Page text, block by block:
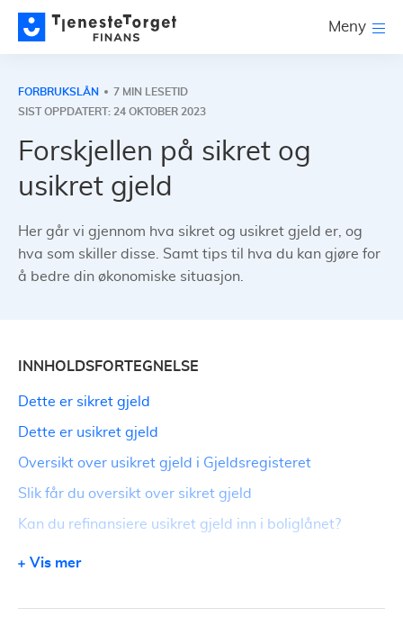
Meny
FORBRUKSLÅN
7 MIN LESETID
SIST OPPDATERT: 24 OKTOBER 2023
Forskjellen på sikret og
usikret gjeld
Her går vi gjennom hva sikret og usikret gjeld er, og
hva som skiller disse. Samt tips til hva du kan gjøre for
å bedre din økonomiske situasjon.
INNHOLDSFORTEGNELSE
Dette er sikret gjeld
Dette er usikret gjeld
Oversikt over usikret gjeld i Gjeldsregisteret
Slik får du oversikt over sikret gjeld
Kan du refinansiere usikret gjeld inn i boliglånet?
Mye usikret gjeld og vanskelig å få refinansiering med
Vis mer